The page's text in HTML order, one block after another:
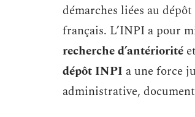
démarches liées au dépôt
français. L’INPI a pour
recherche d’antériorité
dépôt INPI a une force
administrative,